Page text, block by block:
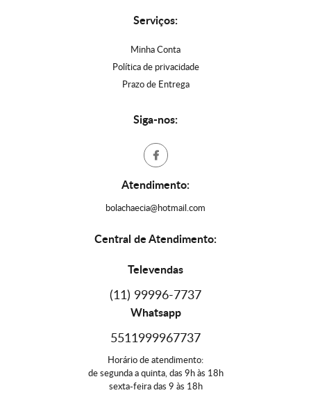
Serviços:
Minha Conta
Política de privacidade
Prazo de Entrega
Siga-nos:
Atendimento:
bolachaecia@hotmail.com
Central de Atendimento:
Televendas
(11) 99996-7737
Whatsapp
5511999967737
Horário de atendimento:
de segunda a quinta, das 9h às 18h
sexta-feira das 9 às 18h